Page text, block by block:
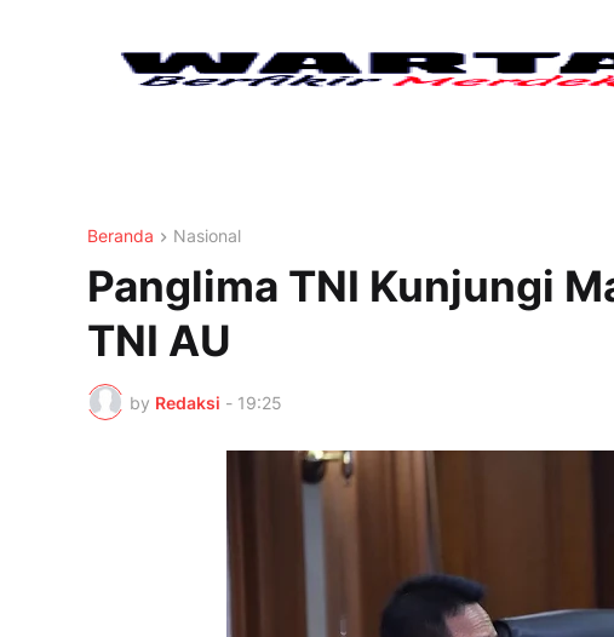
Beranda Nasional
Panglima TNI Kunjungi
TNI AU
by Redaksi - 19:25